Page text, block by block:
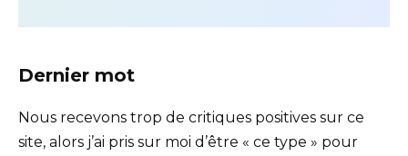
Dernier mot
Nous recevons trop de critiques positives sur ce
site, alors j’ai pris sur moi d’être « ce type » pour